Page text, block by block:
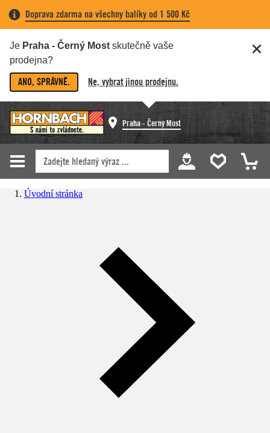
Doprava zdarma na všechny balíky od 1 500 Kč
Je Praha - Černý Most skutečně vaše
prodejna?
ANO, SPRÁVNĚ. Ne, vybrat jinou prodejnu.
Praha - Černý Most
Úvodní stránka